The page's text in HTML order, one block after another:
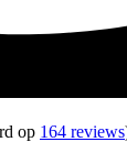
op 164 reviews